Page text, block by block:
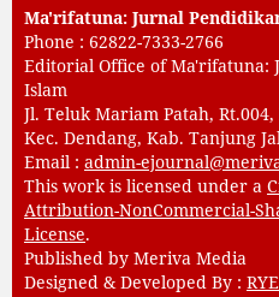
Ma'rifatuna: Jurnal
Phone : 62822-7333-2766
Editorial Office of Ma'rifatuna:
Islam
Jl. Teluk Mariam Patah,
Kec. Dendang, Kab. Tanjung
Email : admin-
This work is licensed under a
Attribution-NonCommercial-
License.
Published by Meriva Media
Designed & Developed By :